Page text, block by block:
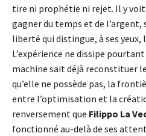
tire ni prophétie ni rejet. Il y
gagner du temps et de l’argent,
liberté qui distingue, à ses yeux,
L’expérience ne dissipe
machine sait déjà reconstituer
qu’elle ne possède pas, la
entre l’optimisation et la
renversement que Filippo La
fonctionné au-delà de ses